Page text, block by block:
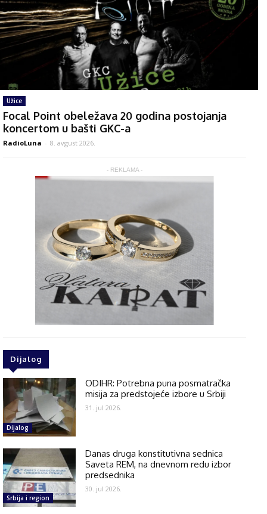
Užice
Focal Point obeležava 20 godina postojanja
koncertom u bašti GKC-a
RadioLuna - 8. avgust 2026.
- REKLAMA -
Dijalog
Dijalog
ODIHR: Potrebna puna posmatračka
misija za predstojeće izbore u Srbiji
31. jul 2026.
Srbija i region
Danas druga konstitutivna sednica
Saveta REM, na dnevnom redu izbor
predsednika
30. jul 2026.